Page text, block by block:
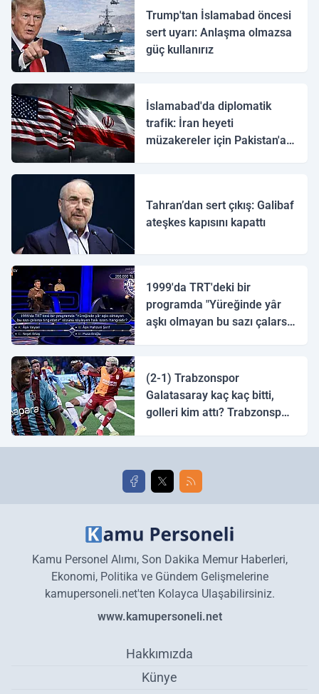
Trump'tan İslamabad öncesi
sert uyarı: Anlaşma olmazsa
güç kullanırız
İslamabad'da diplomatik
trafik: İran heyeti
müzakereler için Pakistan'a
Tahran’dan sert çıkış: Galibaf
ateşkes kapısını kapattı
1999'da TRT'deki bir
programda "Yüreğinde yâr
aşkı olmayan bu sazı çalarsa
(2-1) Trabzonspor
Galatasaray kaç kaç bitti,
golleri kim attı? Trabzonspor
golleri!
Kamu Personel Alımı, Son Dakika Memur Haberleri,
Ekonomi, Politika ve Gündem Gelişmelerine
kamupersoneli.net'ten Kolayca Ulaşabilirsiniz.
www.kamupersoneli.net
Hakkımızda
Künye